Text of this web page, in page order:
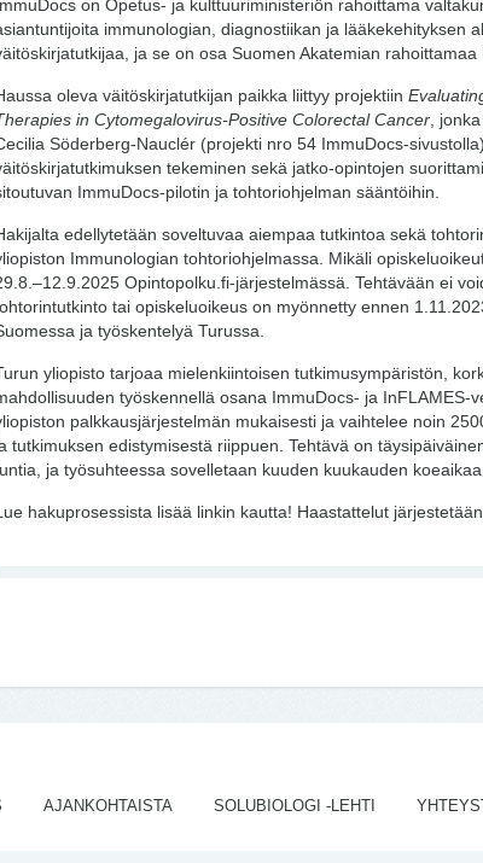
on Opetus- ja kulttuuriministeriön rahoittama
immunologian, diagnostiikan ja lääkekehityksen
ja se on osa Suomen Akatemian rahoittamaa
oleva väitöskirjatutkijan paikka liittyy projektiin
in Cytomegalovirus-Positive Colorectal Cancer ,
Söderberg-Nauclér (projekti nro 54 ImmuDocs-
tekeminen sekä jatko-opintojen
ImmuDocs-pilotin ja tohtoriohjelman sääntöihin.
edellytetään soveltuvaa aiempaa tutkintoa sekä
Immunologian tohtoriohjelmassa. Mikäli
Opintopolku.fi-järjestelmässä. Tehtävään ei
tai opiskeluoikeus on myönnetty ennen
ja työskentelyä Turussa.
yliopisto tarjoaa mielenkiintoisen tutkimusympäristön,
työskennellä osana ImmuDocs- ja InFLAMES-
palkkausjärjestelmän mukaisesti ja vaihtelee noin
tutkimuksen edistymisestä riippuen. Tehtävä on
ja työsuhteessa sovelletaan kuuden kuukauden koeaikaa.
hakuprosessista lisää linkin kautta! Haastattelut
AJANKOHTAISTA SOLUBIOLOGI -LEHTI